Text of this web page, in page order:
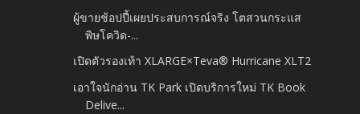
ผู้ขายช้อปปี้เผยประสบการณ์จริง โตสวนกระแส
พิษโควิด-...
เปิดตัวรองเท้า XLARGE×Teva® Hurricane XLT2
เอาใจนักอ่าน TK Park เปิดบริการใหม่ TK Book
Delive...